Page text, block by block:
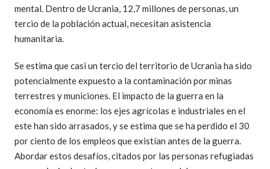
mental. Dentro de Ucrania, 12,7 millones de personas, un
tercio de la población actual, necesitan asistencia
humanitaria.
Se estima que casi un tercio del territorio de Ucrania ha sido
potencialmente expuesto a la contaminación por minas
terrestres y municiones. El impacto de la guerra en la
economía es enorme: los ejes agrícolas e industriales en el
este han sido arrasados, y se estima que se ha perdido el 30
por ciento de los empleos que existían antes de la guerra.
Abordar estos desafíos, citados por las personas refugiadas